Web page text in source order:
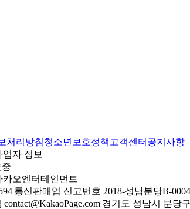
처리방침청소년보호정책 고객센터 공지사항
자 정보
|
오엔터테인먼트
|통신판매업 신고번호 2018-성남분당B-0004
|경기도 성남시 분당